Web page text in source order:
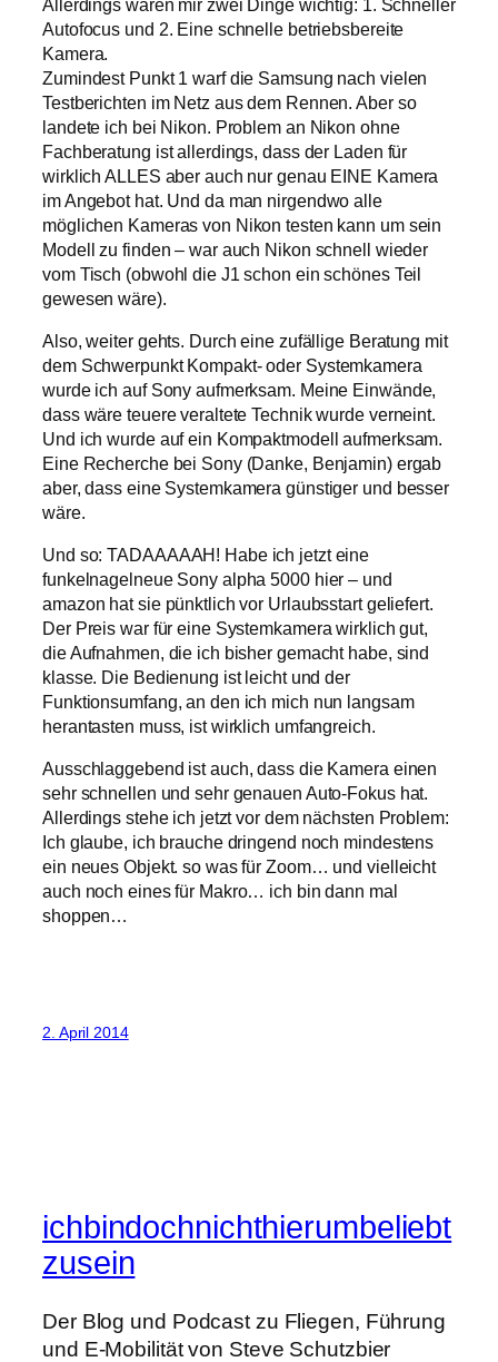
Allerdings waren mir zwei Dinge wichtig: 1. Schneller
Autofocus und 2. Eine schnelle betriebsbereite
Kamera.
Zumindest Punkt 1 warf die Samsung nach vielen
Testberichten im Netz aus dem Rennen. Aber so
landete ich bei Nikon. Problem an Nikon ohne
Fachberatung ist allerdings, dass der Laden für
wirklich ALLES aber auch nur genau EINE Kamera
im Angebot hat. Und da man nirgendwo alle
möglichen Kameras von Nikon testen kann um sein
Modell zu finden – war auch Nikon schnell wieder
vom Tisch (obwohl die J1 schon ein schönes Teil
gewesen wäre).
Also, weiter gehts. Durch eine zufällige Beratung mit
dem Schwerpunkt Kompakt- oder Systemkamera
wurde ich auf Sony aufmerksam. Meine Einwände,
dass wäre teuere veraltete Technik wurde verneint.
Und ich wurde auf ein Kompaktmodell aufmerksam.
Eine Recherche bei Sony (Danke, Benjamin) ergab
aber, dass eine Systemkamera günstiger und besser
wäre.
Und so: TADAAAAAH! Habe ich jetzt eine
funkelnagelneue Sony alpha 5000 hier – und
amazon hat sie pünktlich vor Urlaubsstart geliefert.
Der Preis war für eine Systemkamera wirklich gut,
die Aufnahmen, die ich bisher gemacht habe, sind
klasse. Die Bedienung ist leicht und der
Funktionsumfang, an den ich mich nun langsam
herantasten muss, ist wirklich umfangreich.
Ausschlaggebend ist auch, dass die Kamera einen
sehr schnellen und sehr genauen Auto-Fokus hat.
Allerdings stehe ich jetzt vor dem nächsten Problem:
Ich glaube, ich brauche dringend noch mindestens
ein neues Objekt. so was für Zoom… und vielleicht
auch noch eines für Makro… ich bin dann mal
shoppen…
2. April 2014
ichbindochnichthierumbeliebt
zusein
Der Blog und Podcast zu Fliegen, Führung
und E-Mobilität von Steve Schutzbier